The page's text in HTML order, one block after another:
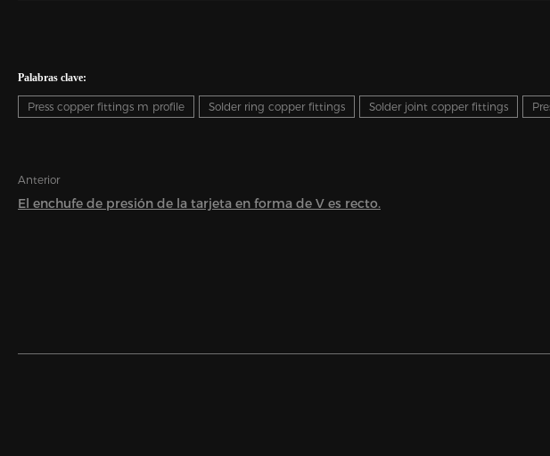
Palabras clave:
Press copper fittings m profile Solder ring copper fittings Solder joint copper fittings
Anterior
El enchufe de presión de la tarjeta en forma de V es recto.